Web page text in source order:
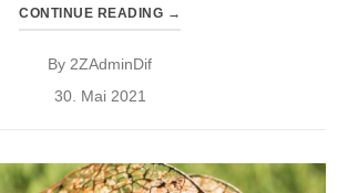
CONTINUE READING →
By 2ZAdminDif
Posted
30. Mai 2021